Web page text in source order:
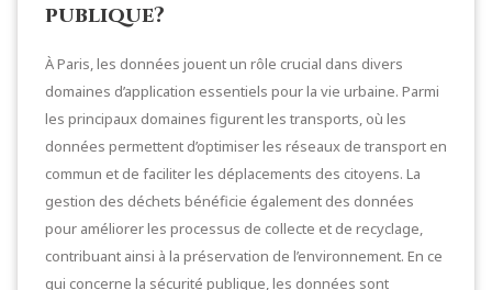
publique?
À Paris, les données jouent un rôle crucial dans divers
domaines d’application essentiels pour la vie urbaine. Parmi
les principaux domaines figurent les transports, où les
données permettent d’optimiser les réseaux de transport en
commun et de faciliter les déplacements des citoyens. La
gestion des déchets bénéficie également des données
pour améliorer les processus de collecte et de recyclage,
contribuant ainsi à la préservation de l’environnement. En ce
qui concerne la sécurité publique, les données sont